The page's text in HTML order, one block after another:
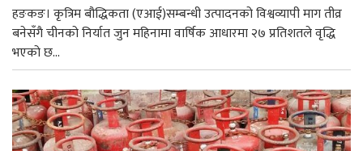
हङकङ। कृत्रिम बौद्धिकता (एआई)सम्बन्धी उत्पादनको विश्वव्यापी माग तीव्र
बनेसँगै चीनको निर्यात जुन महिनामा वार्षिक आधारमा २७ प्रतिशतले वृद्धि
भएको छ...